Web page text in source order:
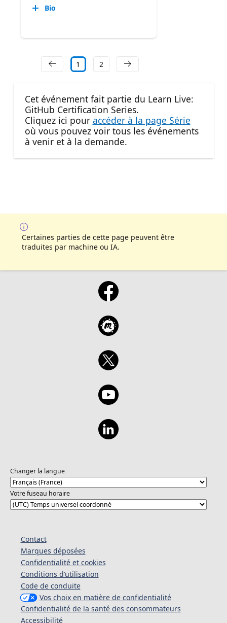
Bio
1 2
Cet événement fait partie du Learn Live:
GitHub Certification Series.
Cliquez ici pour accéder à la page Série
où vous pouvez voir tous les événements
à venir et à la demande.
Certaines parties de cette page peuvent être
traduites par machine ou IA.
Changer la langue
Votre fuseau horaire
Contact
Marques déposées
Confidentialité et cookies
Conditions d’utilisation
Code de conduite
Vos choix en matière de confidentialité
Confidentialité de la santé des consommateurs
Accessibilité